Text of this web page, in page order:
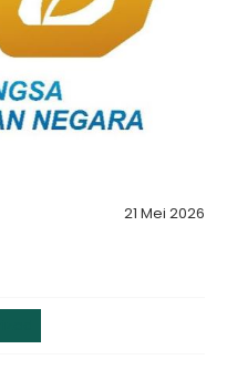
21 Mei 2026